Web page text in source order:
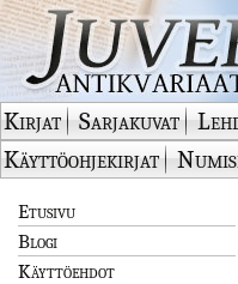
Kirjat Sarjakuvat
Käyttöohjekirjat
Etusivu
Blogi
Käyttöehdot